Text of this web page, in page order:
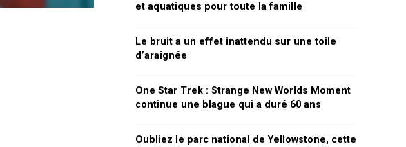
et aquatiques pour toute la famille
Le bruit a un effet inattendu sur une toile
d’araignée
One Star Trek : Strange New Worlds Moment
continue une blague qui a duré 60 ans
Oubliez le parc national de Yellowstone, cette